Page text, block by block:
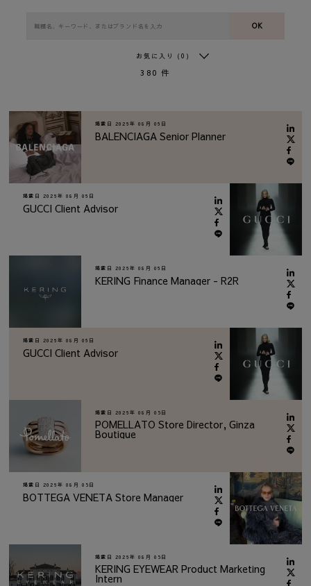
OK
お気に入り (0)
380 件
掲載日 2026年 08月 06日
BALENCIAGA Senior Planner
掲載日 2026年 08月 06日
GUCCI Client Advisor
掲載日 2026年 08月 06日
KERING Finance Manager - R2R
掲載日 2026年 08月 06日
GUCCI Client Advisor
掲載日 2026年 08月 05日
POMELLATO Store Director, Ginza
Boutique
掲載日 2026年 08月 05日
BOTTEGA VENETA Store Manager
掲載日 2026年 08月 05日
KERING EYEWEAR Product Marketing
Intern